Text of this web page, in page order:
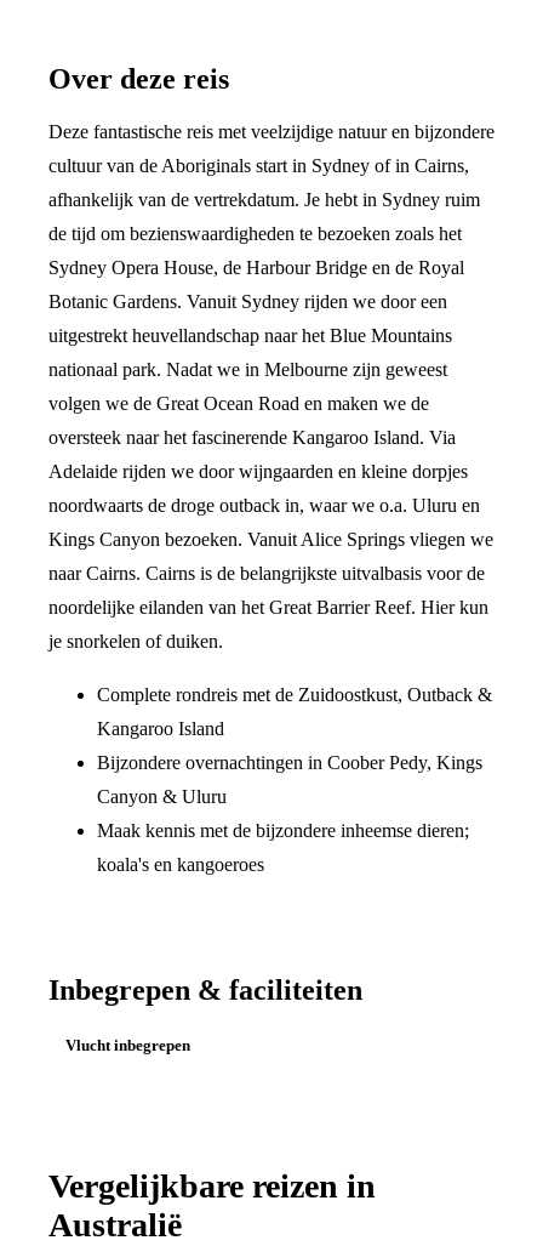
Over deze reis
Deze fantastische reis met veelzijdige natuur en bijzondere
cultuur van de Aboriginals start in Sydney of in Cairns,
afhankelijk van de vertrekdatum. Je hebt in Sydney ruim
de tijd om bezienswaardigheden te bezoeken zoals het
Sydney Opera House, de Harbour Bridge en de Royal
Botanic Gardens. Vanuit Sydney rijden we door een
uitgestrekt heuvellandschap naar het Blue Mountains
nationaal park. Nadat we in Melbourne zijn geweest
volgen we de Great Ocean Road en maken we de
oversteek naar het fascinerende Kangaroo Island. Via
Adelaide rijden we door wijngaarden en kleine dorpjes
noordwaarts de droge outback in, waar we o.a. Uluru en
Kings Canyon bezoeken. Vanuit Alice Springs vliegen we
naar Cairns. Cairns is de belangrijkste uitvalbasis voor de
noordelijke eilanden van het Great Barrier Reef. Hier kun
je snorkelen of duiken.
Complete rondreis met de Zuidoostkust, Outback &
Kangaroo Island
Bijzondere overnachtingen in Coober Pedy, Kings
Canyon & Uluru
Maak kennis met de bijzondere inheemse dieren;
koala's en kangoeroes
Inbegrepen & faciliteiten
Vlucht inbegrepen
Vergelijkbare reizen in
Australië